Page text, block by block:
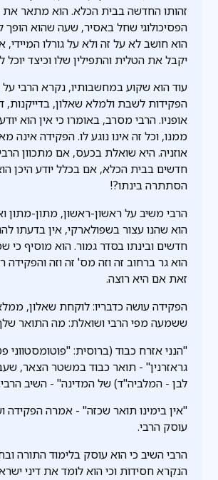
זהותו החדשה בבית הכלא. הוא מתאר את
הפסיכולוגי שחל באסיר, שעה שהוא
הוא חושב לא על זה ולא על גורלו המיידי,
יקבל את הטלית והתפילין שלו וכיצד
עוד הוא שקוע במחשבותיו, נקרא הרבי על
הפקידות לשבת ולמלא שאלון, בדייקנות,
אופניו. הרבי מסרב, באומרו כי אין הוא
ממנו, וכל זה אינו נוגע לו. הפקידה אינה
אוזניה. היא שואלת בכעס, אם מתכוון
חדשים בבית הכלא, אם בכלל יודע היכן
הסתתרה בינתו?!
הרבי משיב על ראשון-ראשון, מתון-מתון
הוא שהנו עצור בשפולארקי, אין בדעתו
חדשים ובינתו בסדר גמור. הוא מוסיף כי
הוא גר ברחוב זה וזה מס' זה וזה
זאת אם היא רוצה.
הפקידה עושה כדבריו: לוקחת שאלון,
ששמעה מפי הרבי ושואלת: מה התואר
"הנני אזרח כבוד (ברוסית: "פוטומסטווני
גראזרנין" - תואר כבוד במשטר הצאר,
לבן - המלביה"ד) של המדינה" - השיב
"אין בימינו תואר שכזה" - אמרה הפקידה
עוסק הרבי.
הרבי השיב כי הוא עוסק בלימוד התורה
הנקרא חסידות וכי הוא לומד את דיני